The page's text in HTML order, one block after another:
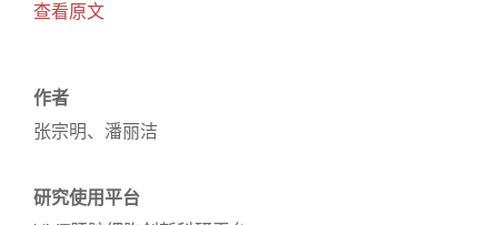
查看原文
作者
张宗明、潘丽洁
研究使用平台